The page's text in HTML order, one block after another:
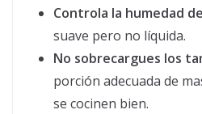
Controla la humedad
suave pero no líquida.
No sobrecargues los
porción adecuada de
se cocinen bien.